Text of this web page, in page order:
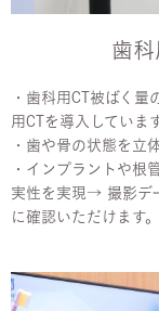
歯
・歯科用CT被ばく
用CTを導入しています
・歯や骨の状態を立
・インプラントや根
実性を実現→ 撮影デ
に確認いただけます。